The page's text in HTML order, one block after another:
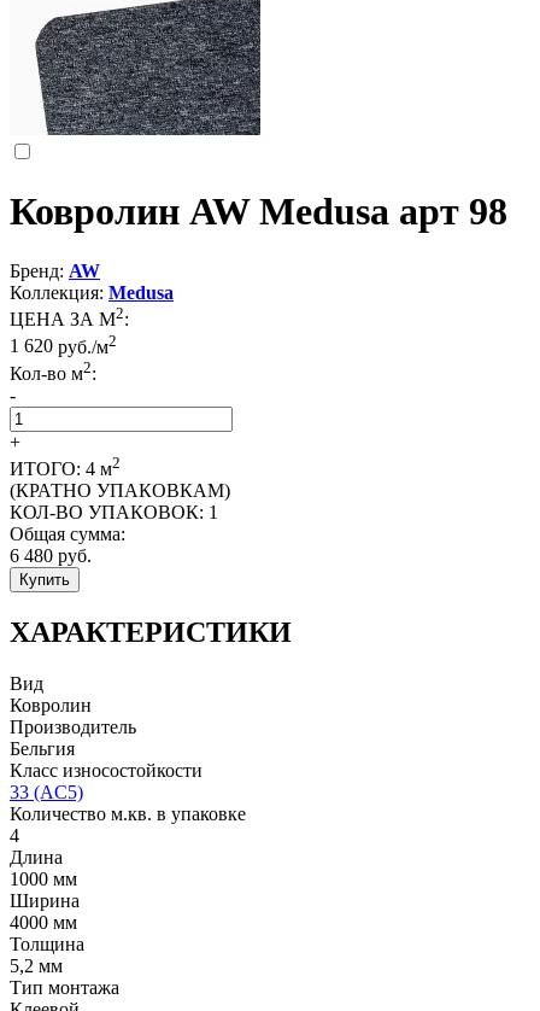
Ковролин AW Medusa арт 98
Бренд: AW
Коллекция: Medusa
ЦЕНА ЗА М2:
1 620 руб./м2
Кол-во м2:
-
+
ИТОГО: 4 м2
(КРАТНО УПАКОВКАМ)
КОЛ-ВО УПАКОВОК: 1
Общая сумма:
6 480 руб.
Купить
ХАРАКТЕРИСТИКИ
Вид
Ковролин
Производитель
Бельгия
Класс износостойкости
33 (AC5)
Количество м.кв. в упаковке
4
Длина
1000 мм
Ширина
4000 мм
Толщина
5,2 мм
Тип монтажа